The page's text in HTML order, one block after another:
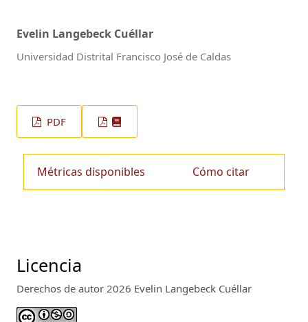
Evelin Langebeck Cuéllar
Universidad Distrital Francisco José de Caldas
PDF
Métricas disponibles Cómo citar
Licencia
Derechos de autor 2026 Evelin Langebeck Cuéllar